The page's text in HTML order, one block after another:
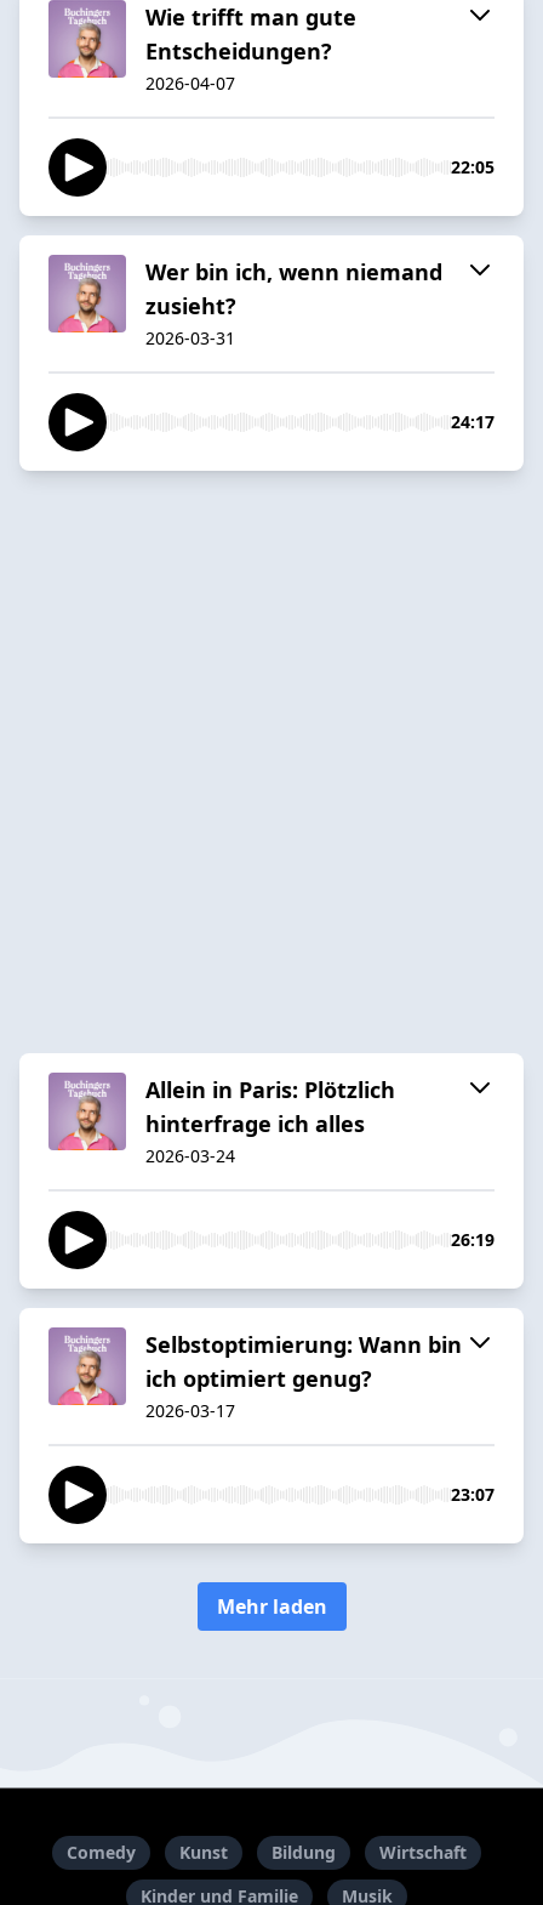
Wie trifft man gute
Entscheidungen?
2026-04-07
22:05
Wer bin ich, wenn niemand
zusieht?
2026-03-31
24:17
Allein in Paris: Plötzlich
hinterfrage ich alles
2026-03-24
26:19
Selbstoptimierung: Wann bin
ich optimiert genug?
2026-03-17
23:07
Mehr laden
Comedy Kunst Bildung
Wirtschaft
Kinder und Familie
Musik